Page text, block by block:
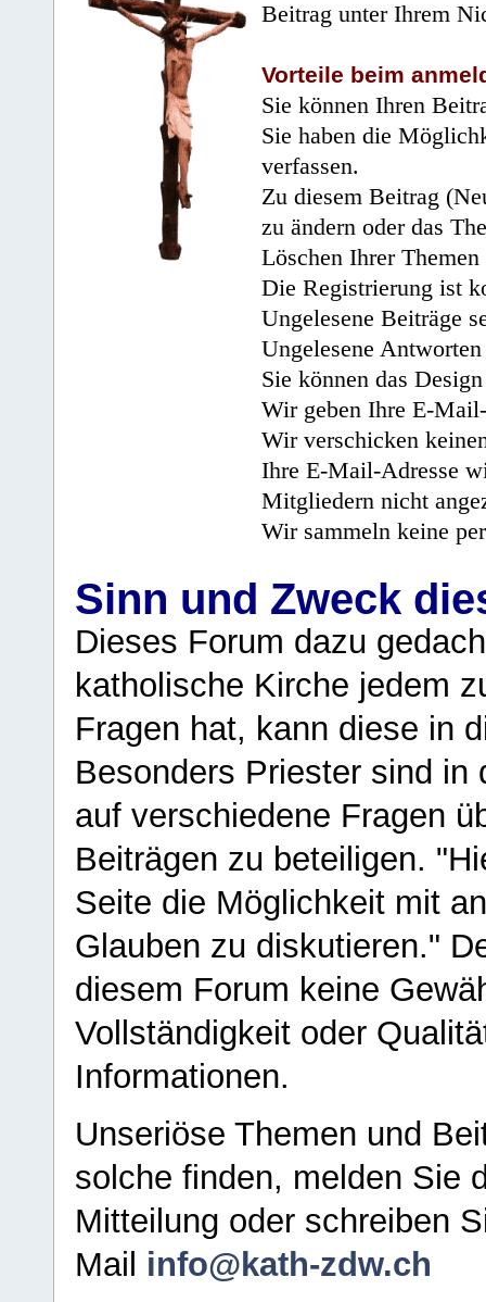
Beitrag unter Ihrem
Vorteile beim
Sie können Ihren
Sie haben die
verfassen.
Zu diesem Beitrag
zu ändern oder das
Löschen Ihrer
Die Registrierung ist
Ungelesene Beiträge
Ungelesene
Sie können das
Wir geben Ihre E-
Wir verschicken
Ihre E-Mail-Adresse
Mitgliedern nicht
Wir sammeln keine
Sinn und Zweck
Dieses Forum dazu
katholische Kirche jedem
Fragen hat, kann diese in
Besonders Priester sind in
auf verschiedene Fragen
Beiträgen zu beteiligen.
Seite die Möglichkeit mit
Glauben zu diskutieren."
diesem Forum keine
Vollständigkeit oder
Informationen.
Unseriöse Themen und
solche finden, melden Sie
Mitteilung oder schreiben
Mail info@kath-zdw.ch